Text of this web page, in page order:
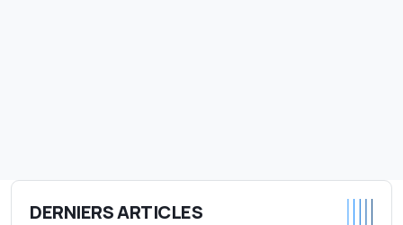
DERNIERS ARTICLES